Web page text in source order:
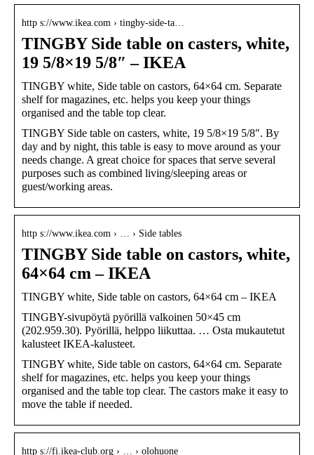
http s://www.ikea.com › tingby-side-ta…
TINGBY Side table on casters, white,
19 5/8×19 5/8″ – IKEA
TINGBY white, Side table on castors, 64×64 cm. Separate
shelf for magazines, etc. helps you keep your things
organised and the table top clear.
TINGBY Side table on casters, white, 19 5/8×19 5/8″. By
day and by night, this table is easy to move around as your
needs change. A great choice for spaces that serve several
purposes such as combined living/sleeping areas or
guest/working areas.
http s://www.ikea.com › … › Side tables
TINGBY Side table on castors, white,
64×64 cm – IKEA
TINGBY white, Side table on castors, 64×64 cm – IKEA
TINGBY-sivupöytä pyörillä valkoinen 50×45 cm
(202.959.30). Pyörillä, helppo liikuttaa. … Osta mukautetut
kalusteet IKEA-kalusteet.
TINGBY white, Side table on castors, 64×64 cm. Separate
shelf for magazines, etc. helps you keep your things
organised and the table top clear. The castors make it easy to
move the table if needed.
http s://fi.ikea-club.org › … › olohuone